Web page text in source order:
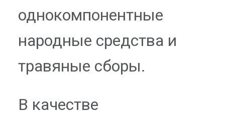
однокомпонентные
народные средства и
травяные сборы.
В качестве